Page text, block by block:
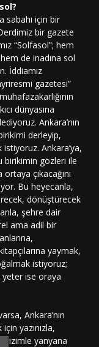
sabahı için bir
bir gazete
“Solfasol”; hem
de inadına sol
İddiamız
gazetesi”
dünyasına
Ankara’nın
derleyip,
Ankara’ya,
birikimin gözleri ile
çıkacağını
Bu heyecanla,
dönüştürecek
şehre dair
ama adil bir
yaymak,
istiyoruz;
ise oraya
Ankara’nın
yazınızla,
bizimle yanyana